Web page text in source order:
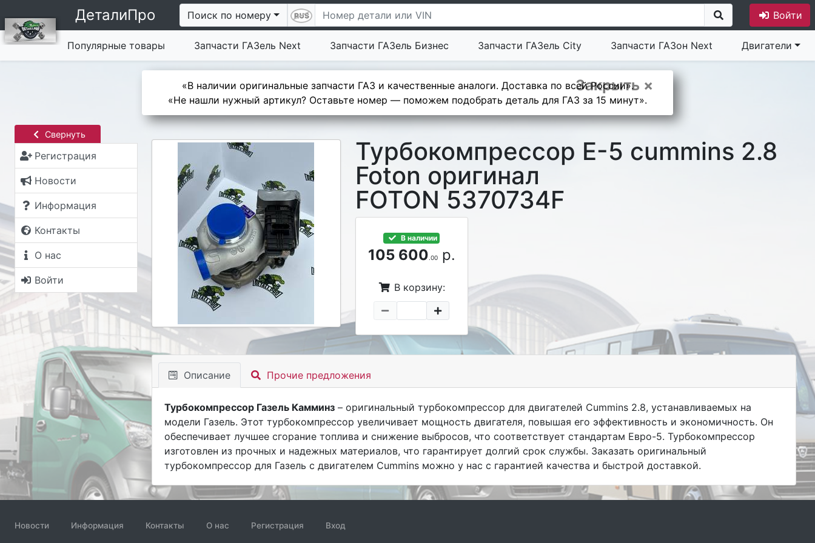
ДеталиПро Поиск по номеру Войти
Популярные товары Запчасти ГАЗель Next Запчасти ГАЗель Бизнес Запчасти ГАЗель City Запчасти ГАЗон Next Двигатели
Закрыть ×
«В наличии оригинальные запчасти ГАЗ и качественные аналоги. Доставка по всей России».
«Не нашли нужный артикул? Оставьте номер — поможем подобрать деталь для ГАЗ за 15 минут».
Свернуть
Регистрация
Новости
Информация
Контакты
О нас
Войти
Турбокомпрессор Е-5 cummins 2.8
Foton оригинал
FOTON 5370734F
В наличии
105 600.00р.
В корзину:
Описание Прочие предложения
Турбокомпрессор Газель Камминз– оригинальный турбокомпрессор для двигателей Cummins 2.8, устанавливаемых на
модели Газель. Этот турбокомпрессор увеличивает мощность двигателя, повышая его эффективность и экономичность. Он
обеспечивает лучшее сгорание топлива и снижение выбросов, что соответствует стандартам Евро-5. Турбокомпрессор
изготовлен из прочных и надежных материалов, что гарантирует долгий срок службы. Заказать оригинальный
турбокомпрессор для Газель с двигателем Cummins можно у нас с гарантией качества и быстрой доставкой.
Новости Информация Контакты О нас Регистрация Вход